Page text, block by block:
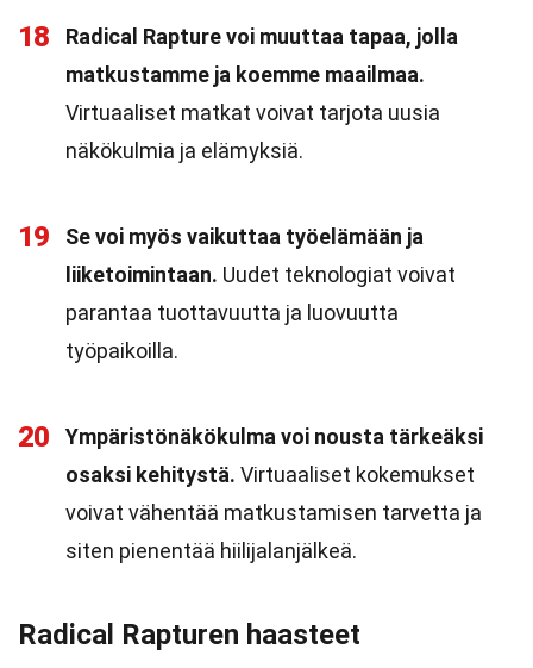
18
Radical Rapture voi muuttaa tapaa, jolla
matkustamme ja koemme maailmaa.
Virtuaaliset matkat voivat tarjota uusia
näkökulmia ja elämyksiä.
19
Se voi myös vaikuttaa työelämään ja
liiketoimintaan. Uudet teknologiat voivat
parantaa tuottavuutta ja luovuutta
työpaikoilla.
20
Ympäristönäkökulma voi nousta tärkeäksi
osaksi kehitystä. Virtuaaliset kokemukset
voivat vähentää matkustamisen tarvetta ja
siten pienentää hiilijalanjälkeä.
Radical Rapturen haasteet